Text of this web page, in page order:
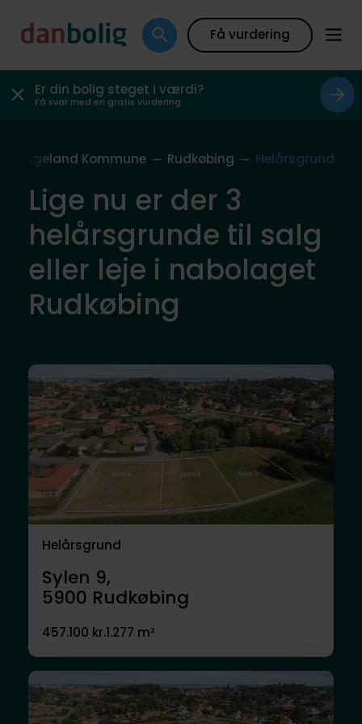
Få vurdering
Er din bolig steget i værdi?
Få svar med en gratis vurdering
Langeland Kommune Rudkøbing Helårsgrund
Lige nu er der 3
helårsgrunde til salg
eller leje i nabolaget
Rudkøbing
Helårsgrund
Sylen 9,
5900 Rudkøbing
457.100 kr.1.277 m²